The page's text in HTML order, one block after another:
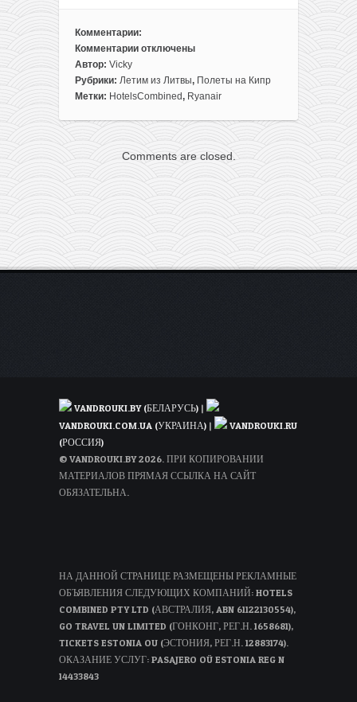
Комментарии:
Комментарии
к
записи
ЛЕТО!
на
Кипре:
перелеты
Литвы
в
отключены
Автор: Vicky
Рубрики: Летим из Литвы, Полеты на Кипр
Метки: HotelsCombined, Ryanair
Comments are closed.
VANDROUKI.BY (БЕЛАРУСЬ) |
VANDROUKI.COM.UA (УКРАИНА) |
VANDROUKI.RU
(РОССИЯ)
© VANDROUKI.BY 2026. ПРИ КОПИРОВАНИИ
МАТЕРИАЛОВ ПРЯМАЯ ССЫЛКА НА САЙТ
ОБЯЗАТЕЛЬНА.
НА ДАННОЙ СТРАНИЦЕ РАЗМЕЩЕНЫ РЕКЛАМНЫЕ
ОБЪЯВЛЕНИЯ СЛЕДУЮЩИХ КОМПАНИЙ: HOTELS
COMBINED PTY LTD (АВСТРАЛИЯ, ABN 61122130554),
GO TRAVEL UN LIMITED (ГОНКОНГ, РЕГ.Н. 1658681),
TICKETS ESTONIA OU (ЭСТОНИЯ, РЕГ.Н. 12883174).
ОКАЗАНИЕ УСЛУГ: PASAJERO OÜ ESTONIA REG N
14433843